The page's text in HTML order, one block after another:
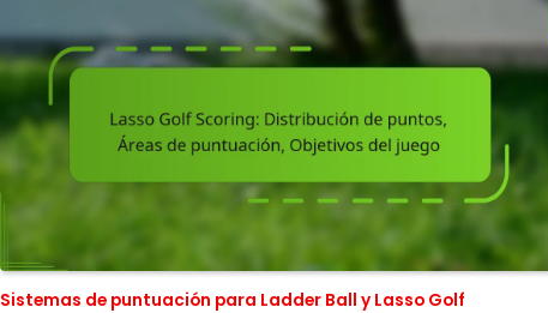
Sistemas de puntuación para Ladder Ball y Lasso Golf